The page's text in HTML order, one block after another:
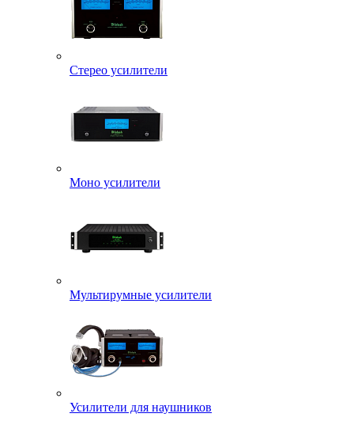
Стерео усилители
Моно усилители
Мультирумные усилители
Усилители для наушников